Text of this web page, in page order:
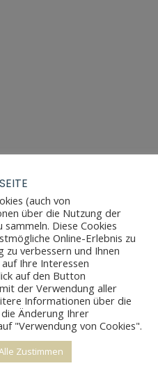
(auch von
über die Nutzung der
Diese Cookies
Online-Erlebnis zu
verbessern und Ihnen
Ihre Interessen
auf den Button
der Verwendung aller
Informationen über die
Änderung Ihrer
"Verwendung von Cookies".
Zustimmen